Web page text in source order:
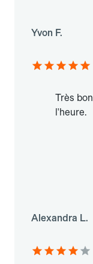
Yvon F.
Très
l'heure.
Alexandra L.